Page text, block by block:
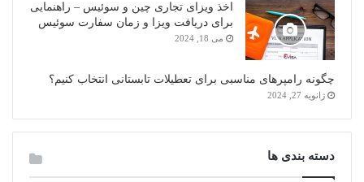
اخذ ویزای تجاری چین و سوئیس – راهنمایی
برای دریافت ویزا و زمان سفارت سوئیس
می 18, 2024
چگونه رامپرهای مناسبی برای تعطیلات تابستانی انتخاب کنیم؟
ژانویه 27, 2024
دسته بندی ها